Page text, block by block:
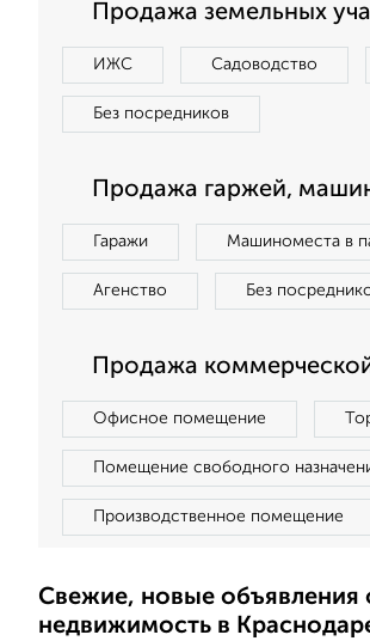
Продажа земельных
ИЖС Садоводство
Без посредников
Продажа гаржей,
Гаражи Машиноместа в
Агенство Без
Продажа
Офисное помещение
Помещение свободного
Производственное помещение
Свежие, новые
недвижимость в